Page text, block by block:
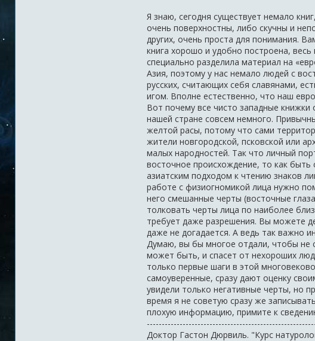
Я знаю, сегодня существует немало
очень поверхностны, либо скучны и
других, очень проста для понимания.
книга хорошо и удобно построена,
специально разделила материал на
Азия, поэтому у нас немало людей с
русских, считающих себя славянами,
игом. Вполне естественно, что наш
Вот почему все чисто западные
нашей стране совсем немного.
желтой расы, потому что сами
жители новгородской, псковской или
малых народностей. Так что личный
восточное происхождение, то как
азиатским подходом к чтению знаков
работе с физиогномикой лица нужно
него смешанные черты (восточные
толковать черты лица по наиболее
требует даже разрешения. Вы можете
даже не догадается. А ведь так важно
Думаю, вы бы многое отдали, чтобы не
может быть, и спасет от нехороших
только первые шаги в этой
самоуверенные, сразу дают оценку
увидели только негативные черты, но
время я не советую сразу же
плохую информацию, примите к
Доктор Гастон Дюрвиль. "Курс